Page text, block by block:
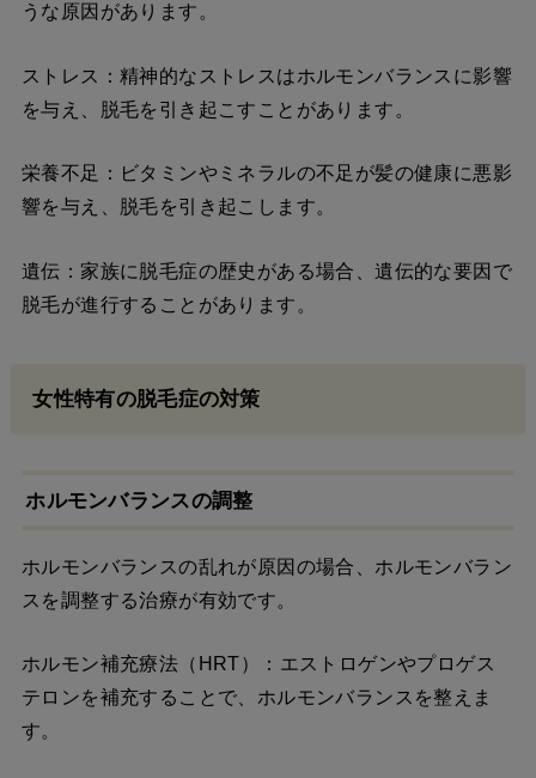
うな原因があります。
ストレス：精神的なストレスはホルモンバランスに影響
を与え、脱毛を引き起こすことがあります。
栄養不足：ビタミンやミネラルの不足が髪の健康に悪影
響を与え、脱毛を引き起こします。
遺伝：家族に脱毛症の歴史がある場合、遺伝的な要因で
脱毛が進行することがあります。
女性特有の脱毛症の対策
ホルモンバランスの調整
ホルモンバランスの乱れが原因の場合、ホルモンバラン
スを調整する治療が有効です。
ホルモン補充療法（HRT）：エストロゲンやプロゲス
テロンを補充することで、ホルモンバランスを整えま
す。